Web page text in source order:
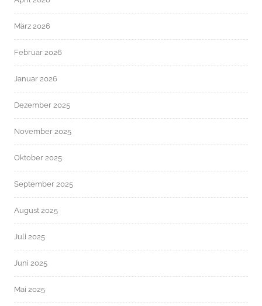
März 2026
Februar 2026
Januar 2026
Dezember 2025
November 2025
Oktober 2025
September 2025
August 2025
Juli 2025
Juni 2025
Mai 2025